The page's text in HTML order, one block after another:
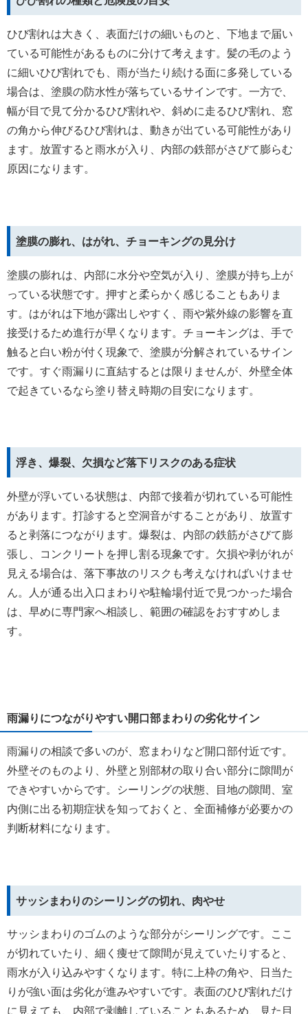
ひび割れは大きく、表面だけの細いものと、下地まで届い
ている可能性があるものに分けて考えます。髪の毛のよう
に細いひび割れでも、雨が当たり続ける面に多発している
場合は、塗膜の防水性が落ちているサインです。一方で、
幅が目で見て分かるひび割れや、斜めに走るひび割れ、窓
の角から伸びるひび割れは、動きが出ている可能性があり
ます。放置すると雨水が入り、内部の鉄部がさびて膨らむ
原因になります。
塗膜の膨れ、はがれ、チョーキングの見分け
塗膜の膨れは、内部に水分や空気が入り、塗膜が持ち上が
っている状態です。押すと柔らかく感じることもありま
す。はがれは下地が露出しやすく、雨や紫外線の影響を直
接受けるため進行が早くなります。チョーキングは、手で
触ると白い粉が付く現象で、塗膜が分解されているサイン
です。すぐ雨漏りに直結するとは限りませんが、外壁全体
で起きているなら塗り替え時期の目安になります。
浮き、爆裂、欠損など落下リスクのある症状
外壁が浮いている状態は、内部で接着が切れている可能性
があります。打診すると空洞音がすることがあり、放置す
ると剥落につながります。爆裂は、内部の鉄筋がさびて膨
張し、コンクリートを押し割る現象です。欠損や剥がれが
見える場合は、落下事故のリスクも考えなければいけませ
ん。人が通る出入口まわりや駐輪場付近で見つかった場合
は、早めに専門家へ相談し、範囲の確認をおすすめしま
す。
雨漏りにつながりやすい開口部まわりの劣化サイン
雨漏りの相談で多いのが、窓まわりなど開口部付近です。
外壁そのものより、外壁と別部材の取り合い部分に隙間が
できやすいからです。シーリングの状態、目地の隙間、室
内側に出る初期症状を知っておくと、全面補修が必要かの
判断材料になります。
サッシまわりのシーリングの切れ、肉やせ
サッシまわりのゴムのような部分がシーリングです。ここ
が切れていたり、細く痩せて隙間が見えていたりすると、
雨水が入り込みやすくなります。特に上枠の角や、日当た
りが強い面は劣化が進みやすいです。表面のひび割れだけ
に見えても、内部で剥離していることもあるため、見た目